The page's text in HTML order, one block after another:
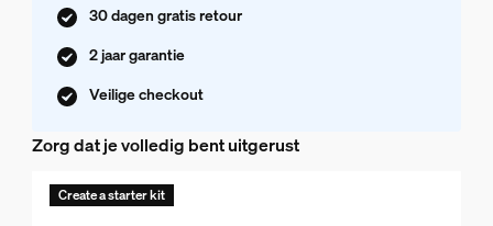
30 dagen gratis retour
2 jaar garantie
Veilige checkout
Zorg dat je volledig bent uitgerust
Create a starter kit